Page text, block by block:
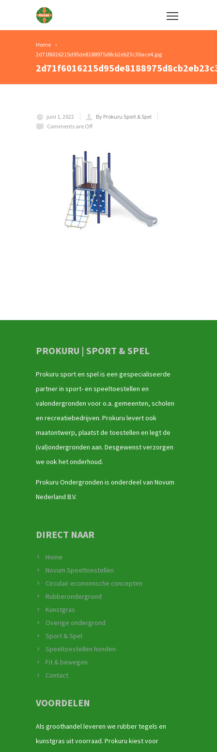
Home
2d71f6016215d95de8188975d8cb2eb23c30ace4.jpg
juni 1, 2022
By Prokuru Sport & Spel
Comments are Off
PROKURU | SPORT & SPEL
Prokuru sport en spel is een gespecialiseerde
partner in sport- en speeltoestellen en
valondergronden voor o.a. gemeenten, scholen
en recreatiebedrijven. Prokuru levert ook
maatontwerp, plaatst de toestellen en legt de
(val)ondergronden aan. Desgewenst verzorgen
we ook het onderhoud.
Prokuru Ondergronden is onderdeel van Novum
Nederland B.V.
DIRECT NAAR
Home
Novum Speeltoestellen
Circulair economische concepten
Rubberondergrond
Kunstgras
Overige ondergrond
Sport & Spel
Speeltoestellen honden
Fit & bewegen
Contact
VOORDELEN
Als groothandel leveren we rubber tegels en
kunstgras uit voorraad. Prokuru kiest voor